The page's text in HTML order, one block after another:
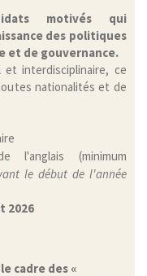
motivés qui
des politiques
et de gouvernance.
et interdisciplinaire, ce
nationalités et de
l'anglais (minimum
le début de l'année
2026
cadre des «